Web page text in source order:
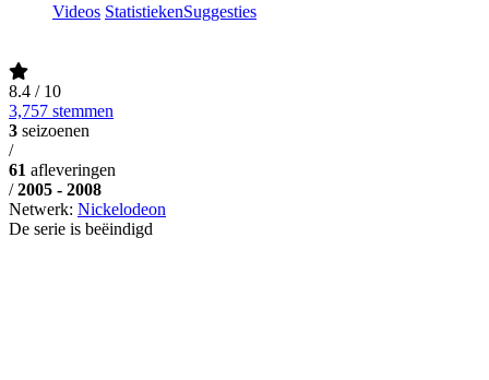
Videos StatistiekenSuggesties
8.4 / 10
3,757 stemmen
3 seizoenen
/
61 afleveringen
/ 2005 - 2008
Netwerk: Nickelodeon
De serie is beëindigd